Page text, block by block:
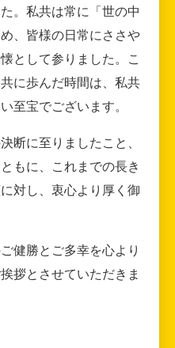
。私共は常に「世の中
、皆様の日常にささや
として参りました。こ
に歩んだ時間は、私共
至宝でございます。
断に至りましたこと、
もに、これまでの長き
対し、衷心より厚く御
健勝とご多幸を心より
拶とさせていただきま